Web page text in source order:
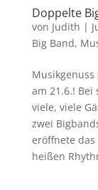
Doppelte
von Judith |
Big Band,
am 21.6.!
viele, viele
zwei
eröffnete
heißen